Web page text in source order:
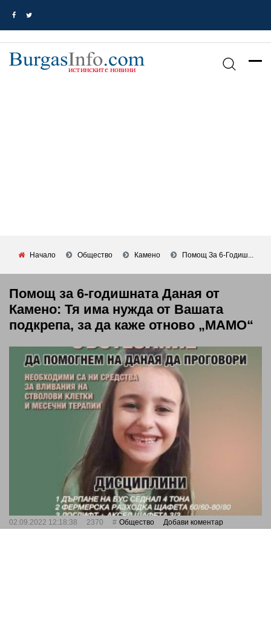
Начало Общество Камено Помощ За 6-Годиш...
Помощ за 6-годишната Даная от
Камено: Тя има нужда от Вашата
подкрепа, за да каже отново „МАМО“
02.09.2022 12:18:38 2370 Общество Добави коментар